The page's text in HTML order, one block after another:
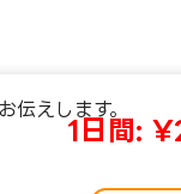
伝えします。
1日間: